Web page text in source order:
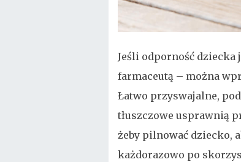
Jeśli odporność dziecka
farmaceutą – można
Łatwo przyswajalne,
tłuszczowe usprawnią
żeby pilnować dziecko,
każdorazowo po